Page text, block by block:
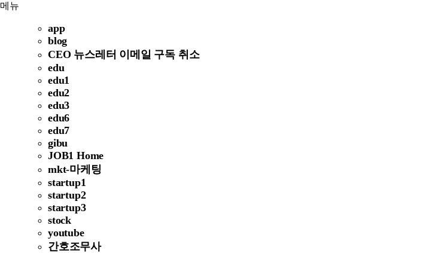
메뉴
app
blog
CEO 뉴스레터 이메일 구독 취소
edu
edu1
edu2
edu3
edu6
edu7
gibu
JOB1 Home
mkt-마케팅
startup1
startup2
startup3
stock
youtube
간호조무사